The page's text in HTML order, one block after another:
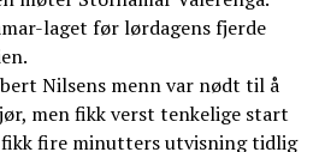
laget før lørdagens fjerde
Nilsens menn var nødt til å
men fikk verst tenkelige start
fikk fire minutters utvisning tidlig